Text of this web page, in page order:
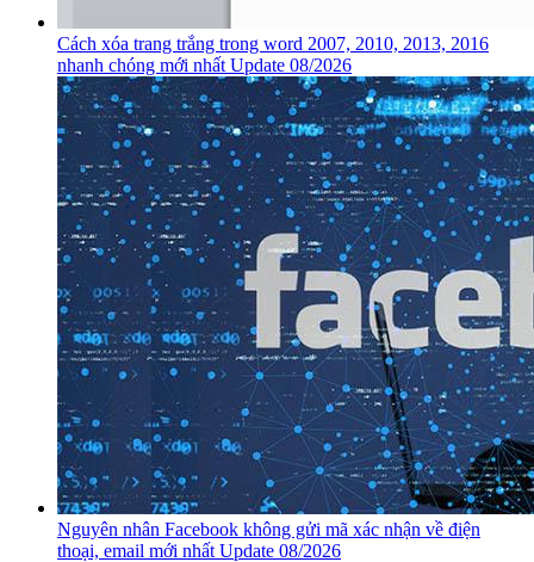
Cách xóa trang trắng trong word 2007, 2010, 2013, 2016
nhanh chóng mới nhất Update 08/2026
Nguyên nhân Facebook không gửi mã xác nhận về điện
thoại, email mới nhất Update 08/2026